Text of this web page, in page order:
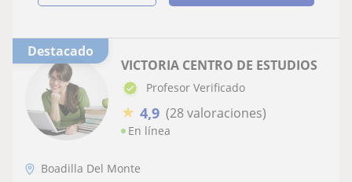
Destacado
VICTORIA CENTRO DE ESTUDIOS
Profesor Verificado
★ 4,9 (28 valoraciones)
En línea
Boadilla Del Monte